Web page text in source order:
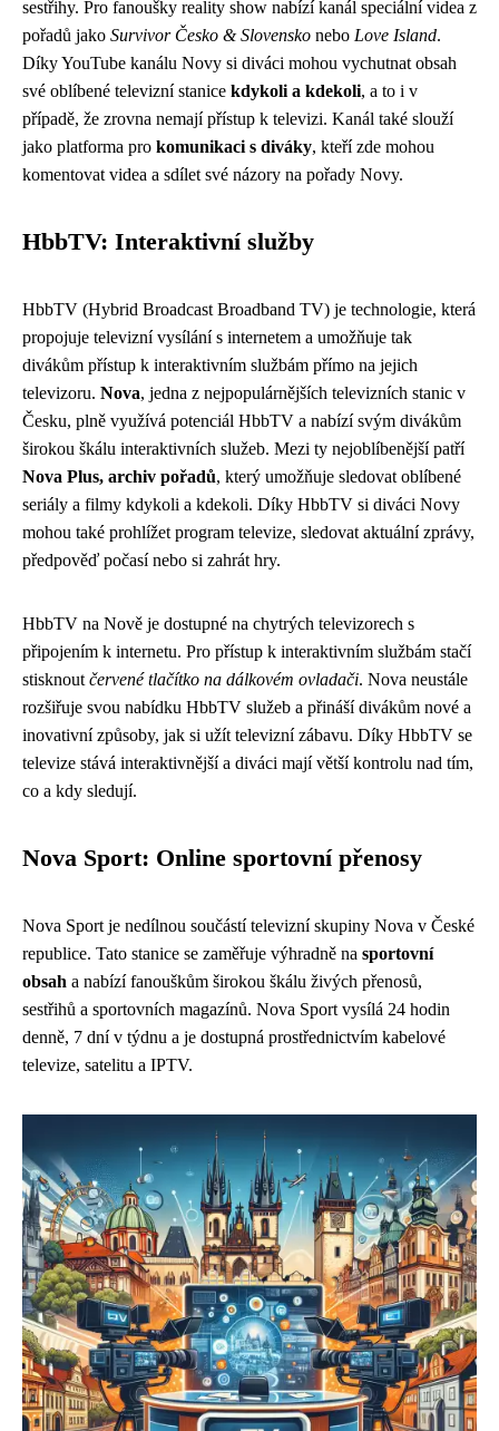
sestřihy. Pro fanoušky reality show nabízí kanál speciální videa z
pořadů jako Survivor Česko & Slovensko nebo Love Island.
Díky YouTube kanálu Novy si diváci mohou vychutnat obsah
své oblíbené televizní stanice kdykoli a kdekoli, a to i v
případě, že zrovna nemají přístup k televizi. Kanál také slouží
jako platforma pro komunikaci s diváky, kteří zde mohou
komentovat videa a sdílet své názory na pořady Novy.
HbbTV: Interaktivní služby
HbbTV (Hybrid Broadcast Broadband TV) je technologie, která
propojuje televizní vysílání s internetem a umožňuje tak
divákům přístup k interaktivním službám přímo na jejich
televizoru. Nova, jedna z nejpopulárnějších televizních stanic v
Česku, plně využívá potenciál HbbTV a nabízí svým divákům
širokou škálu interaktivních služeb. Mezi ty nejoblíbenější patří
Nova Plus, archiv pořadů, který umožňuje sledovat oblíbené
seriály a filmy kdykoli a kdekoli. Díky HbbTV si diváci Novy
mohou také prohlížet program televize, sledovat aktuální zprávy,
předpověď počasí nebo si zahrát hry.
HbbTV na Nově je dostupné na chytrých televizorech s
připojením k internetu. Pro přístup k interaktivním službám stačí
stisknout červené tlačítko na dálkovém ovladači. Nova neustále
rozšiřuje svou nabídku HbbTV služeb a přináší divákům nové a
inovativní způsoby, jak si užít televizní zábavu. Díky HbbTV se
televize stává interaktivnější a diváci mají větší kontrolu nad tím,
co a kdy sledují.
Nova Sport: Online sportovní přenosy
Nova Sport je nedílnou součástí televizní skupiny Nova v České
republice. Tato stanice se zaměřuje výhradně na sportovní
obsah a nabízí fanouškům širokou škálu živých přenosů,
sestřihů a sportovních magazínů. Nova Sport vysílá 24 hodin
denně, 7 dní v týdnu a je dostupná prostřednictvím kabelové
televize, satelitu a IPTV.